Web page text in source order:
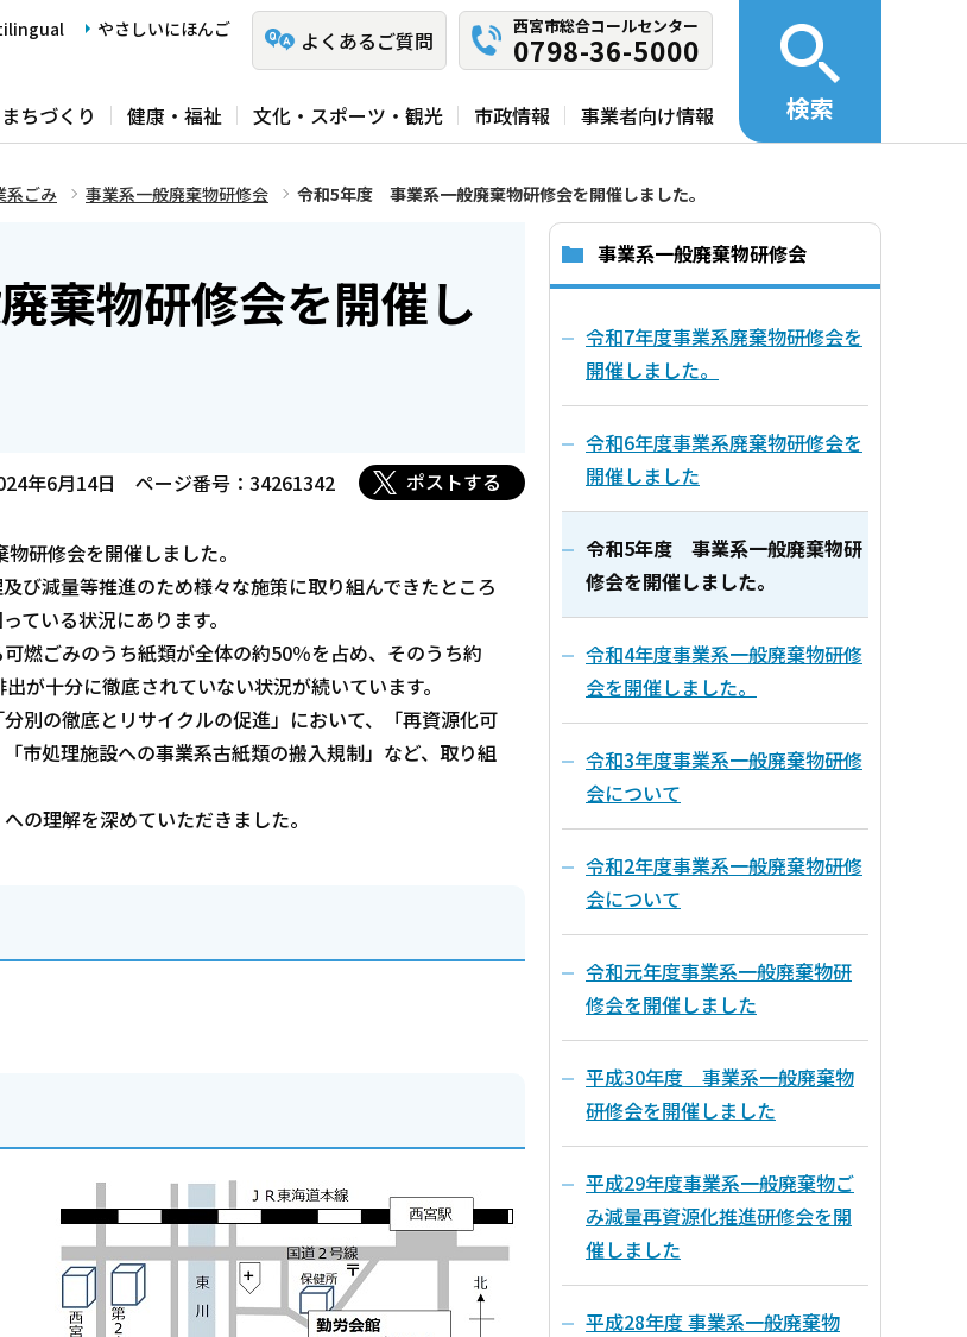
やさしいにほんご よくあるご質問
西宮市総合コールセンター
0798-36-5000
ちづくり 健康・福祉 文化・スポーツ・観光 市政情報 事業者向け情報 検索
系ごみ 事業系一般廃棄物研修会 令和5年度 事業系一般廃棄物研修会を開催しました。
棄物研修会を開催し
年6月14日 ページ番号：34261342 ポストする
研修会を開催しました。
び減量等推進のため様々な施策に取り組んできたところ
ている状況にあります。
燃ごみのうち紙類が全体の約50％を占め、そのうち約
が十分に徹底されていない状況が続いています。
別の徹底とリサイクルの促進」において、「再資源化可
市処理施設への事業系古紙類の搬入規制」など、取り組
の理解を深めていただきました。
事業系一般廃棄物研修会
令和7年度事業系廃棄物研修会を
開催しました。
令和6年度事業系廃棄物研修会を
開催しました
令和5年度 事業系一般廃棄物研
修会を開催しました。
令和4年度事業系一般廃棄物研修
会を開催しました。
令和3年度事業系一般廃棄物研修
会について
令和2年度事業系一般廃棄物研修
会について
令和元年度事業系一般廃棄物研
修会を開催しました
平成30年度 事業系一般廃棄物
研修会を開催しました
平成29年度事業系一般廃棄物ご
み減量再資源化推進研修会を開
催しました
平成28年度 事業系一般廃棄物